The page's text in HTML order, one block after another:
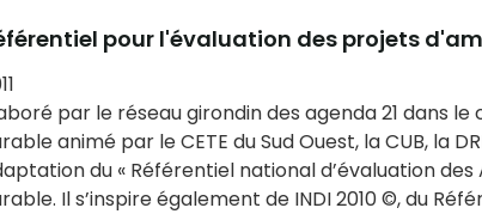
pour l'évaluation des projets
par le réseau girondin des agenda 21 dans
animé par le CETE du Sud Ouest, la CUB, la
du « Référentiel national d’évaluation des
Il s’inspire également de INDI 2010 ©, du